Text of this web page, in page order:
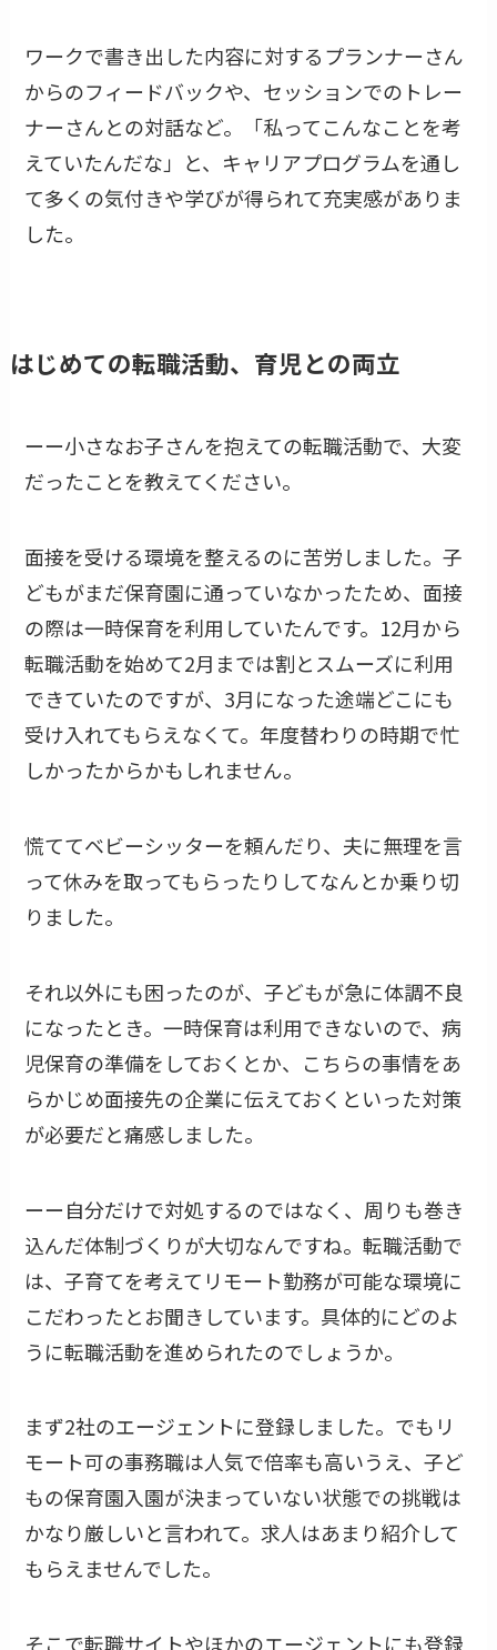
ワークで書き出した内容に対するプランナーさん
からのフィードバックや、セッションでのトレー
ナーさんとの対話など。「私ってこんなことを考
えていたんだな」と、キャリアプログラムを通し
て多くの気付きや学びが得られて充実感がありま
した。
はじめての転職活動、育児との両立
ーー小さなお子さんを抱えての転職活動で、大変
だったことを教えてください。
面接を受ける環境を整えるのに苦労しました。子
どもがまだ保育園に通っていなかったため、面接
の際は一時保育を利用していたんです。12月から
転職活動を始めて2月までは割とスムーズに利用
できていたのですが、3月になった途端どこにも
受け入れてもらえなくて。年度替わりの時期で忙
しかったからかもしれません。
慌ててベビーシッターを頼んだり、夫に無理を言
って休みを取ってもらったりしてなんとか乗り切
りました。
それ以外にも困ったのが、子どもが急に体調不良
になったとき。一時保育は利用できないので、病
児保育の準備をしておくとか、こちらの事情をあ
らかじめ面接先の企業に伝えておくといった対策
が必要だと痛感しました。
ーー自分だけで対処するのではなく、周りも巻き
込んだ体制づくりが大切なんですね。転職活動で
は、子育てを考えてリモート勤務が可能な環境に
こだわったとお聞きしています。具体的にどのよ
うに転職活動を進められたのでしょうか。
まず2社のエージェントに登録しました。でもリ
モート可の事務職は人気で倍率も高いうえ、子ど
もの保育園入園が決まっていない状態での挑戦は
かなり厳しいと言われて。求人はあまり紹介して
もらえませんでした。
そこで転職サイトやほかのエージェントにも登録